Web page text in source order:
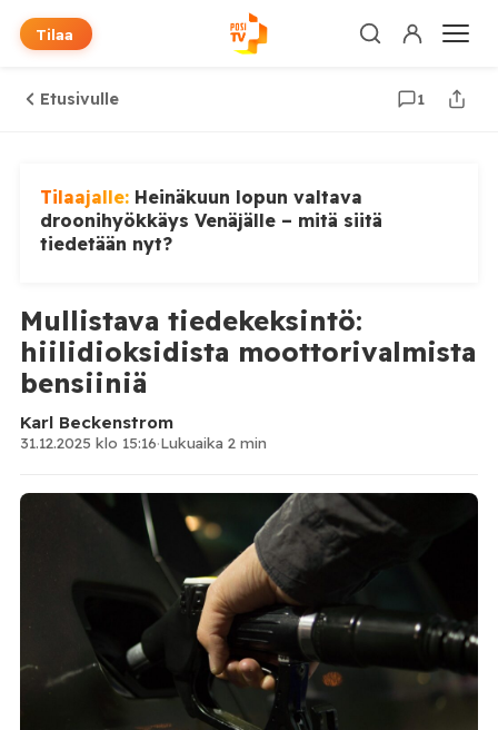
Tilaa
Etusivulle 1
Tilaajalle: Heinäkuun lopun valtava
droonihyökkäys Venäjälle – mitä siitä
tiedetään nyt?
Mullistava tiedekeksintö:
hiilidioksidista moottorivalmista
bensiiniä
Karl Beckenstrom
31.12.2025 klo 15:16·Lukuaika 2 min